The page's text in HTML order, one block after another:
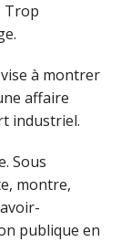
Trop
à montrer
affaire
industriel.
Sous
montre,
publique en